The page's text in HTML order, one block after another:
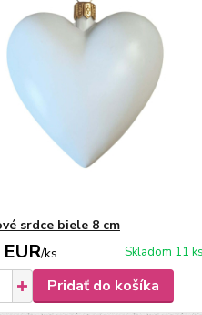
srdce biele 8 cm
/ks Skladom 11 ks
Pridať do košíka